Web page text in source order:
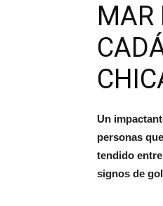
MAR
Un
personas
tendido
signos de